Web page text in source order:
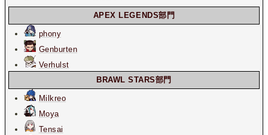
APEX LEGENDS部門
phony
Genburten
Verhulst
BRAWL STARS部門
Milkreo
Moya
Tensai